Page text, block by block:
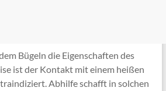
Bügeln die Eigenschaften des
ist der Kontakt mit einem heißen
Abhilfe schafft in solchen